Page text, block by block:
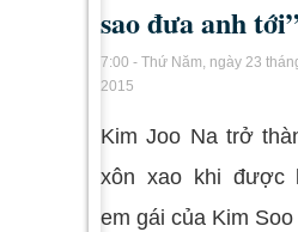
sao đưa anh
7:00 - Thứ Năm, ngày 23
2015
Kim Joo Na trở
xôn xao khi được
em gái của Kim Soo